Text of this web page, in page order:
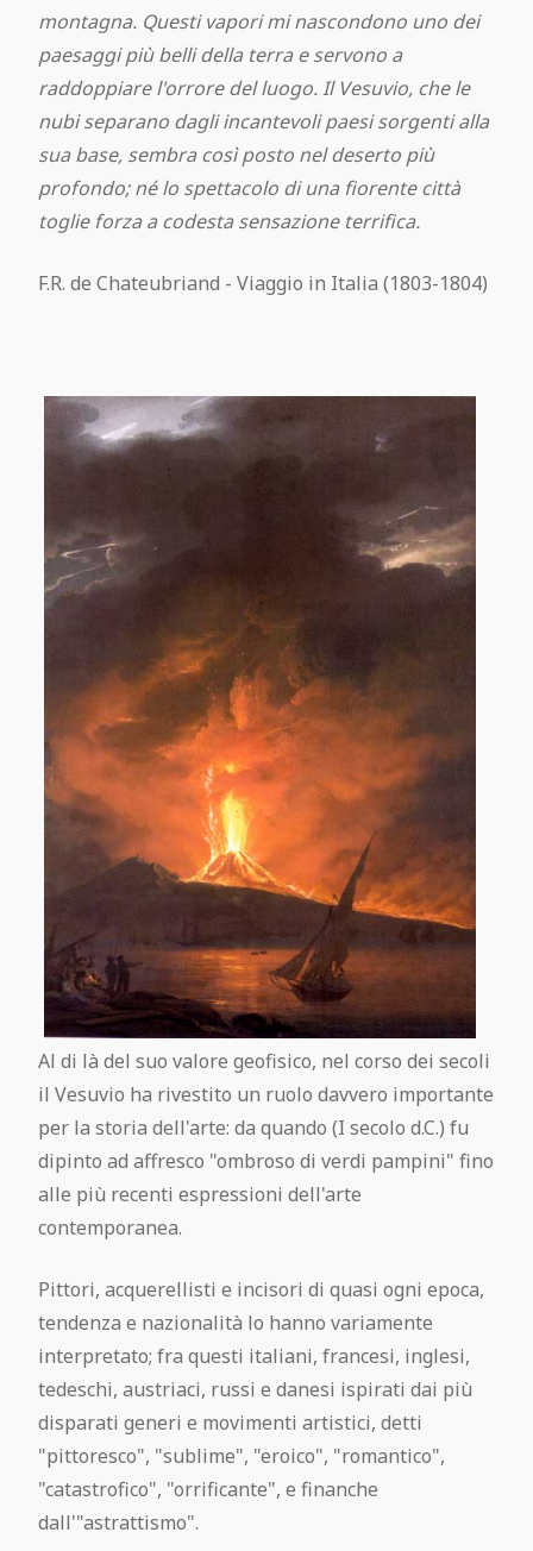
montagna. Questi vapori mi nascondono uno dei
paesaggi più belli della terra e servono a
raddoppiare l'orrore del luogo. Il Vesuvio, che le
nubi separano dagli incantevoli paesi sorgenti alla
sua base, sembra così posto nel deserto più
profondo; né lo spettacolo di una fiorente città
toglie forza a codesta sensazione terrifica.
F.R. de Chateubriand - Viaggio in Italia (1803-1804)
Al di là del suo valore geofisico, nel corso dei secoli
il Vesuvio ha rivestito un ruolo davvero importante
per la storia dell'arte: da quando (I secolo d.C.) fu
dipinto ad affresco "ombroso di verdi pampini" fino
alle più recenti espressioni dell'arte
contemporanea.
Pittori, acquerellisti e incisori di quasi ogni epoca,
tendenza e nazionalità lo hanno variamente
interpretato; fra questi italiani, francesi, inglesi,
tedeschi, austriaci, russi e danesi ispirati dai più
disparati generi e movimenti artistici, detti
"pittoresco", "sublime", "eroico", "romantico",
"catastrofico", "orrificante", e finanche
dall'"astrattismo".